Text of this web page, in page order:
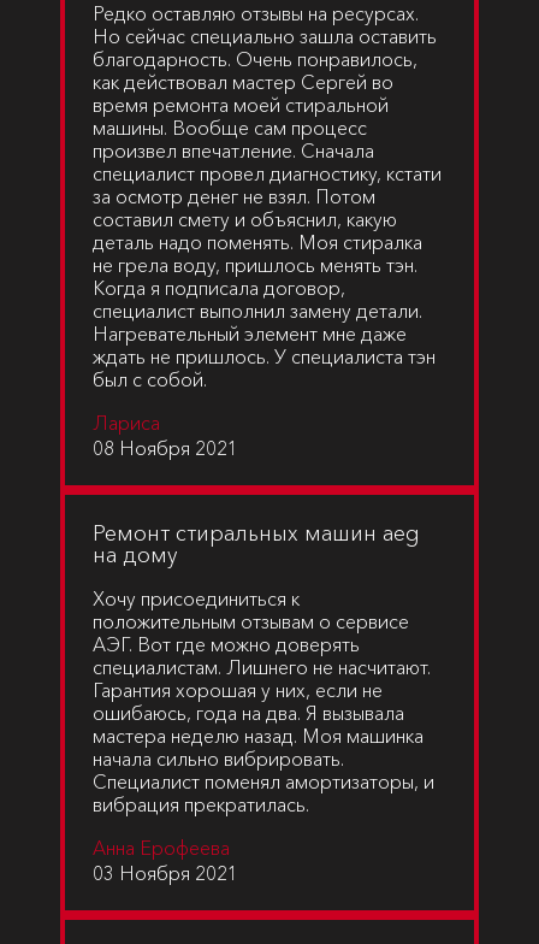
Редко оставляю отзывы на ресурсах.
Но сейчас специально зашла оставить
благодарность. Очень понравилось,
как действовал мастер Сергей во
время ремонта моей стиральной
машины. Вообще сам процесс
произвел впечатление. Сначала
специалист провел диагностику, кстати
за осмотр денег не взял. Потом
составил смету и объяснил, какую
деталь надо поменять. Моя стиралка
не грела воду, пришлось менять тэн.
Когда я подписала договор,
специалист выполнил замену детали.
Нагревательный элемент мне даже
ждать не пришлось. У специалиста тэн
был с собой.
Лариса
08 Ноября 2021
Ремонт стиральных машин aeg
на дому
Хочу присоединиться к
положительным отзывам о сервисе
АЭГ. Вот где можно доверять
специалистам. Лишнего не насчитают.
Гарантия хорошая у них, если не
ошибаюсь, года на два. Я вызывала
мастера неделю назад. Моя машинка
начала сильно вибрировать.
Специалист поменял амортизаторы, и
вибрация прекратилась.
Анна Ерофеева
03 Ноября 2021